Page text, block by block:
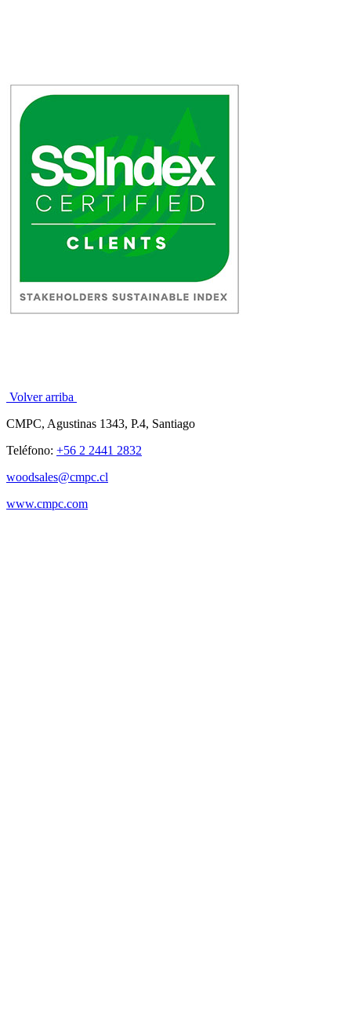
Volver arriba
CMPC, Agustinas 1343, P.4, Santiago
Teléfono: +56 2 2441 2832
woodsales@cmpc.cl
www.cmpc.com